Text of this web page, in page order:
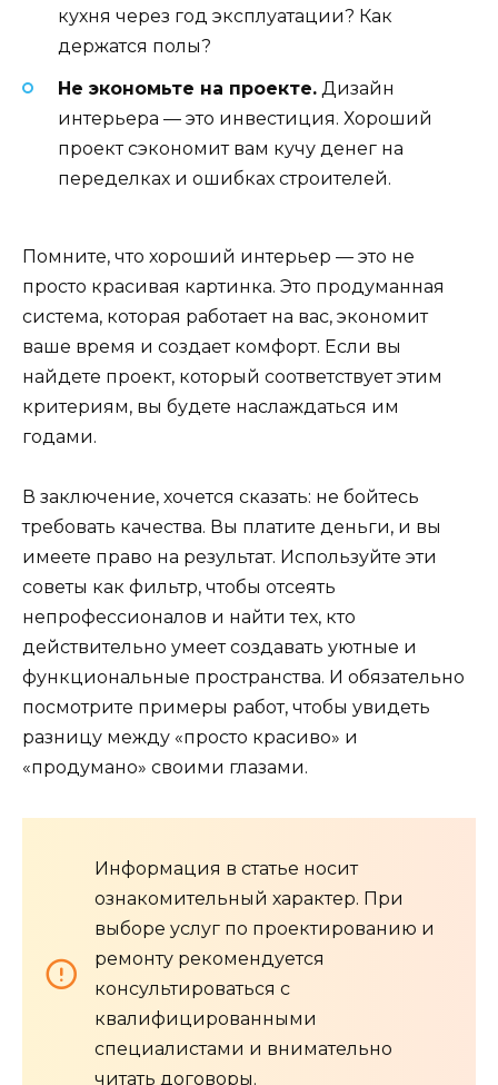
кухня через год эксплуатации? Как
держатся полы?
Не экономьте на проекте. Дизайн
интерьера — это инвестиция. Хороший
проект сэкономит вам кучу денег на
переделках и ошибках строителей.
Помните, что хороший интерьер — это не
просто красивая картинка. Это продуманная
система, которая работает на вас, экономит
ваше время и создает комфорт. Если вы
найдете проект, который соответствует этим
критериям, вы будете наслаждаться им
годами.
В заключение, хочется сказать: не бойтесь
требовать качества. Вы платите деньги, и вы
имеете право на результат. Используйте эти
советы как фильтр, чтобы отсеять
непрофессионалов и найти тех, кто
действительно умеет создавать уютные и
функциональные пространства. И обязательно
посмотрите примеры работ, чтобы увидеть
разницу между «просто красиво» и
«продумано» своими глазами.
Информация в статье носит
ознакомительный характер. При
выборе услуг по проектированию и
ремонту рекомендуется
консультироваться с
квалифицированными
специалистами и внимательно
читать договоры.